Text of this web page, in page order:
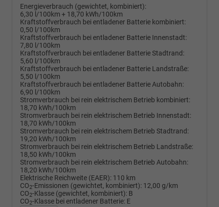
Energieverbrauch (gewichtet, kombiniert):
6,30 l/100km + 18,70 kWh/100km
Kraftstoffverbrauch bei entladener Batterie kombiniert:
0,50 l/100km
Kraftstoffverbrauch bei entladener Batterie Innenstadt:
7,80 l/100km
Kraftstoffverbrauch bei entladener Batterie Stadtrand:
5,60 l/100km
Kraftstoffverbrauch bei entladener Batterie Landstraße:
5,50 l/100km
Kraftstoffverbrauch bei entladener Batterie Autobahn:
6,90 l/100km
Stromverbrauch bei rein elektrischem Betrieb kombiniert:
18,70 kWh/100km
Stromverbrauch bei rein elektrischem Betrieb Innenstadt:
18,70 kWh/100km
Stromverbrauch bei rein elektrischem Betrieb Stadtrand:
19,20 kWh/100km
Stromverbrauch bei rein elektrischem Betrieb Landstraße:
18,50 kWh/100km
Stromverbrauch bei rein elektrischem Betrieb Autobahn:
18,20 kWh/100km
Elektrische Reichweite (EAER): 110 km
CO2-Emissionen (gewichtet, kombiniert): 12,00 g/km
CO2-Klasse (gewichtet, kombiniert): B
CO2-Klasse bei entladener Batterie: E